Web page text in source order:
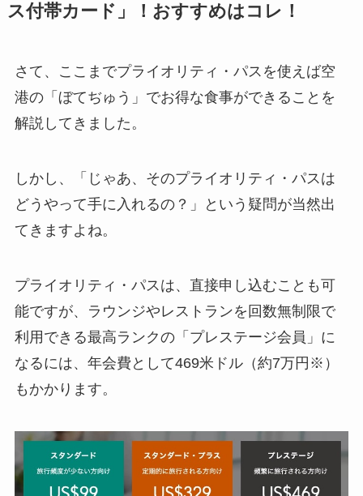
ス付帯カード」！おすすめはコレ！
さて、ここまでプライオリティ・パスを使えば空
港の「ぼてぢゅう」でお得な食事ができることを
解説してきました。
しかし、「じゃあ、そのプライオリティ・パスは
どうやって手に入れるの？」という疑問が当然出
てきますよね。
プライオリティ・パスは、直接申し込むことも可
能ですが、ラウンジやレストランを回数無制限で
利用できる最高ランクの「プレステージ会員」に
なるには、年会費として469米ドル（約7万円※）
もかかります。